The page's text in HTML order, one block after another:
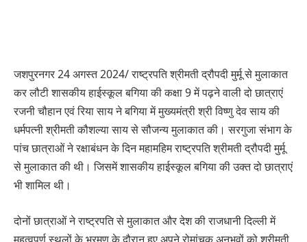
जशपुरनगर 24 अगस्त 2024/ राष्ट्रपति श्रीमती द्रौपदी मुर्मू से मुलाकात
कर लौटी शासकीय हाईस्कूल बगिया की कक्षा 9 में पढ़ने वाली दो छात्राएं
रजनी चौहान एवं रिया साय ने बगिया में मुख्यमंत्री श्री विष्णु देव साय की
धर्मपत्नी श्रीमती कौशल्या साय से सौजन्य मुलाकात की। सरगुजा संभाग के
पांच छात्राओं ने रक्षाबंधन के दिन महामहिम राष्ट्रपति श्रीमती द्रौपदी मुर्मू
से मुलाकात की थी। जिसमें शासकीय हाईस्कूल बगिया की उक्त दो छात्राएं
भी शामिल थी।
दोनों छात्राओं ने राष्ट्रपति से मुलाकात और देश की राजधानी दिल्ली में